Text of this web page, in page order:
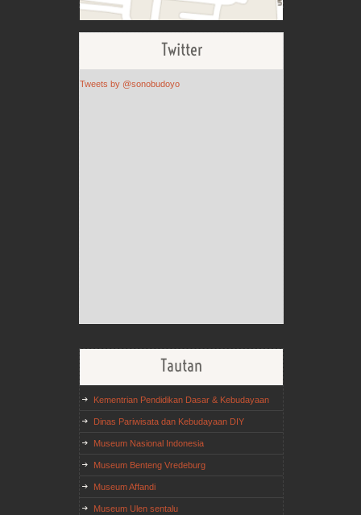
Twitter
Tweets by @sonobudoyo
Tautan
Kementrian Pendidikan Dasar & Kebudayaan
Dinas Pariwisata dan Kebudayaan DIY
Museum Nasional Indonesia
Museum Benteng Vredeburg
Museum Affandi
Museum Ulen sentalu